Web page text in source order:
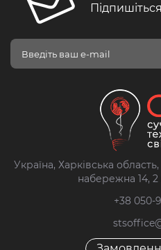
Україна, Харківська
набережна 14, 2
+38 050-